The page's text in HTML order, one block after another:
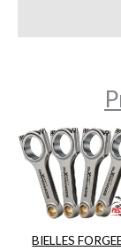
BIELLES